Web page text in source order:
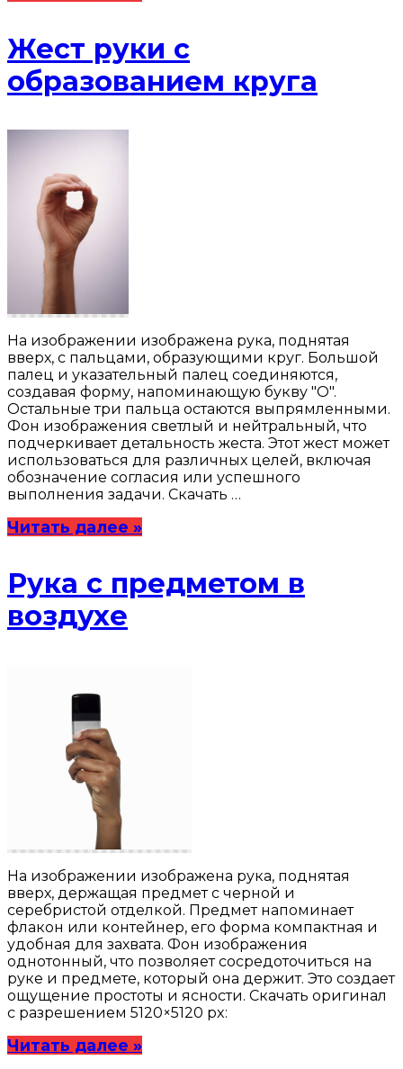
Жест руки с
образованием круга
На изображении изображена рука, поднятая
вверх, с пальцами, образующими круг. Большой
палец и указательный палец соединяются,
создавая форму, напоминающую букву "О".
Остальные три пальца остаются выпрямленными.
Фон изображения светлый и нейтральный, что
подчеркивает детальность жеста. Этот жест может
использоваться для различных целей, включая
обозначение согласия или успешного
выполнения задачи. Скачать …
Читать далее »
Рука с предметом в
воздухе
На изображении изображена рука, поднятая
вверх, держащая предмет с черной и
серебристой отделкой. Предмет напоминает
флакон или контейнер, его форма компактная и
удобная для захвата. Фон изображения
однотонный, что позволяет сосредоточиться на
руке и предмете, который она держит. Это создает
ощущение простоты и ясности. Скачать оригинал
с разрешением 5120×5120 px:
Читать далее »